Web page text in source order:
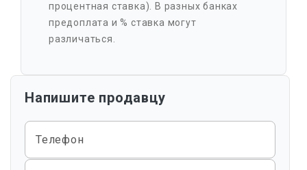
процентная ставка). В разных банках
предоплата и % ставка могут
различаться.
Напишите продавцу
Телефон